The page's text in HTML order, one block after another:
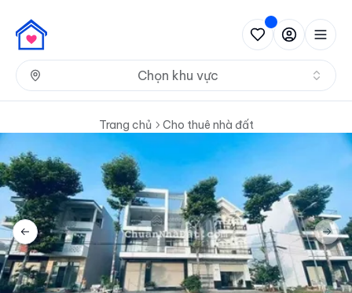
Chọn khu vực
Trang chủ Cho thuê nhà đất
Previous slide